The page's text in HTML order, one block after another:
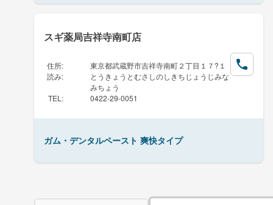
スギ薬局吉祥寺南町店
住所:
東京都武蔵野市吉祥寺南町２丁目１７?１
読み:
とうきょうとむさしのしきちじょうじみな
みちょう
TEL : 0422-29-0051
ガム・デンタルペースト 爽快タイプ